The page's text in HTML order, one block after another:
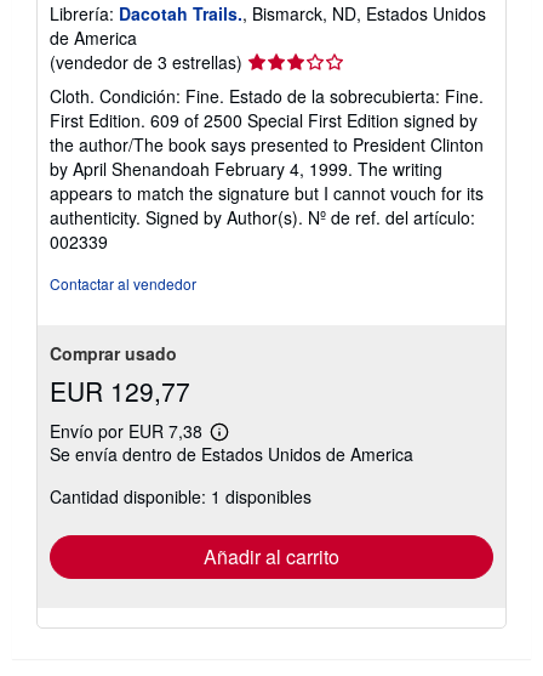
Librería: Dacotah Trails., Bismarck, ND, Estados Unidos
de America
(vendedor de 3 estrellas) Calificación
del
vendedor:
3
de
5
estrellas
Cloth. Condición: Fine. Estado de la sobrecubierta: Fine.
First Edition. 609 of 2500 Special First Edition signed by
the author/The book says presented to President Clinton
by April Shenandoah February 4, 1999. The writing
appears to match the signature but I cannot vouch for its
authenticity. Signed by Author(s). Nº de ref. del artículo:
002339
Contactar al vendedor
Comprar usado
EUR 129,77
Envío por EUR 7,38
Más
información
las
tarifas
envío
Se envía dentro de Estados Unidos de America
Cantidad disponible: 1 disponibles
Añadir al carrito